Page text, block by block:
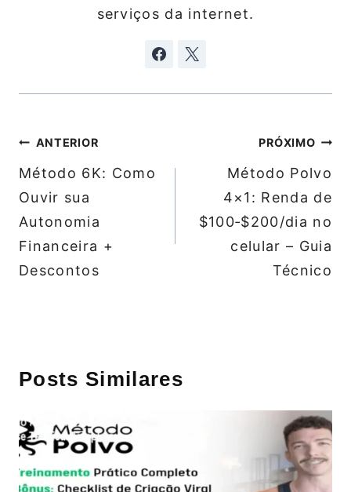
serviços da internet.
Navegação
de
Post
ANTERIOR
Método 6K: Como
Ouvir sua
Autonomia
Financeira +
Descontos
PRÓXIMO
Método Polvo
4×1: Renda de
$100‑$200/dia no
celular – Guia
Técnico
Posts Similares